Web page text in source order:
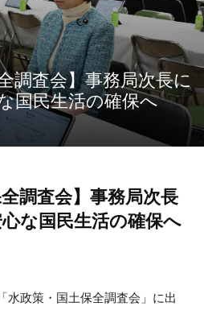
調査会】事務局次長に
国民生活の確保へ
全調査会】事務局次長
な国民生活の確保へ
水政策・国土保全調査会」に出